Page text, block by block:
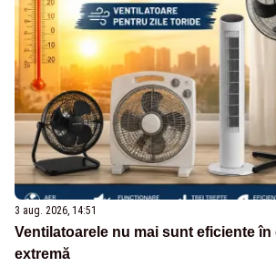
3 aug. 2026, 14:51
Ventilatoarele nu mai sunt eficiente în
extremă